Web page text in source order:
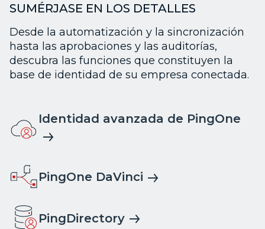
SUMÉRJASE EN LOS DETALLES
Desde la automatización y la sincronización
hasta las aprobaciones y las auditorías,
descubra las funciones que constituyen la
base de identidad de su empresa conectada.
Identidad avanzada de PingOne
PingOne DaVinci
PingDirectory